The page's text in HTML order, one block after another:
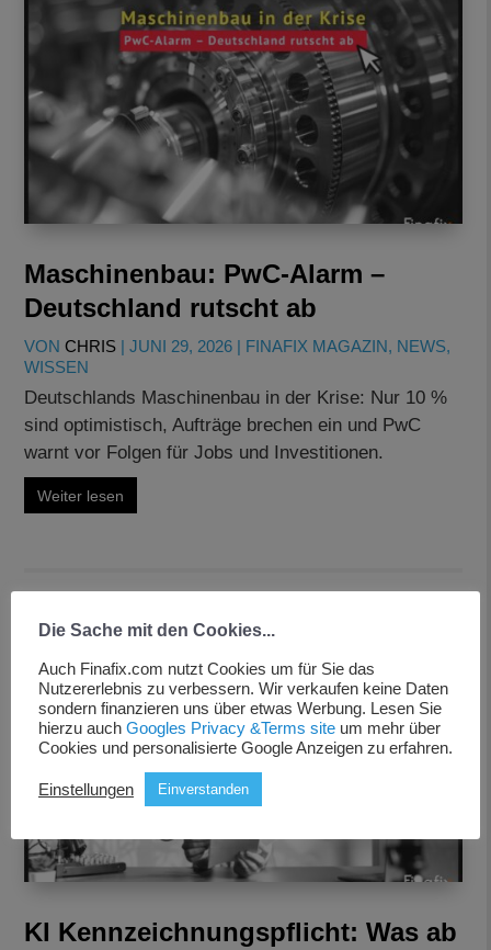
Maschinenbau: PwC-Alarm –
Deutschland rutscht ab
VONCHRIS |JUNI 29, 2026 | FINAFIX MAGAZIN, NEWS,
WISSEN
Deutschlands Maschinenbau in der Krise: Nur 10 %
sind optimistisch, Aufträge brechen ein und PwC
warnt vor Folgen für Jobs und Investitionen.
Weiter lesen
KI Kennzeichnungspflicht: Was ab
Die Sache mit den Cookies...
Auch Finafix.com nutzt Cookies um für Sie das
Nutzererlebnis zu verbessern. Wir verkaufen keine Daten
sondern finanzieren uns über etwas Werbung. Lesen Sie
hierzu auch Googles Privacy &Terms site um mehr über
Cookies und personalisierte Google Anzeigen zu erfahren.
Einstellungen Einverstanden